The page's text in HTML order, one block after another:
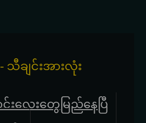
ချင်းအားလုံး
င်းလေးတွေမြည်နေပြီ